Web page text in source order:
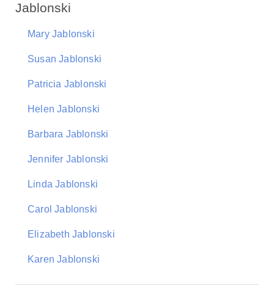
Jablonski
Mary Jablonski
Susan Jablonski
Patricia Jablonski
Helen Jablonski
Barbara Jablonski
Jennifer Jablonski
Linda Jablonski
Carol Jablonski
Elizabeth Jablonski
Karen Jablonski